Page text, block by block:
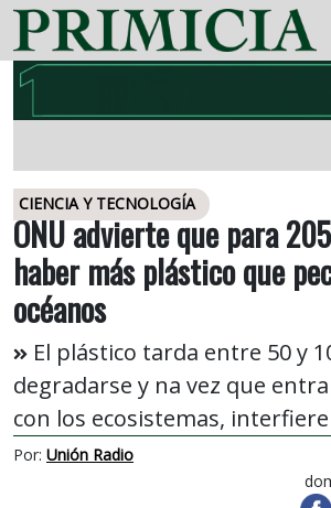
CIENCIA Y TECNOLOGÍA
ONU advierte que para
haber más plástico que
océanos
El plástico tarda entre 50 y
degradarse y na vez que
con los ecosistemas,
Por: Unión Radio